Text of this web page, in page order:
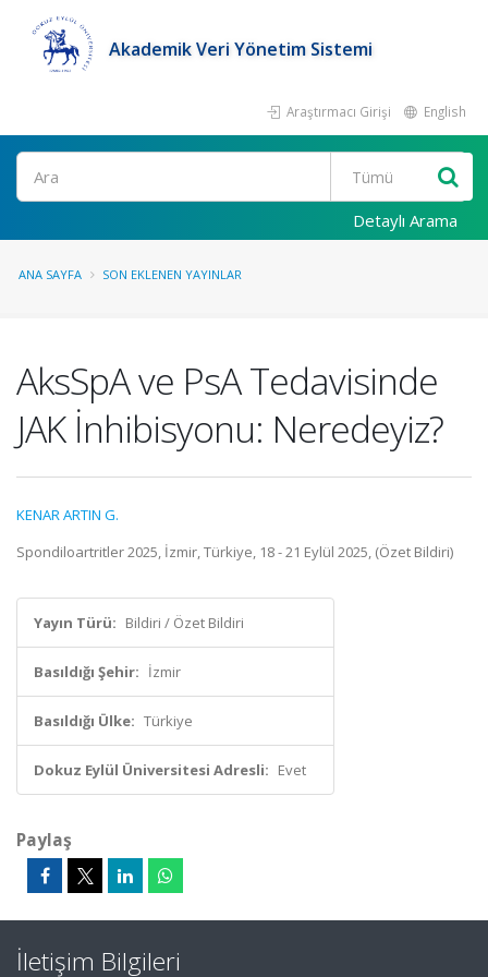
Akademik Veri Yönetim Sistemi
Araştırmacı Girişi English
Ara
Detaylı Arama
ANA SAYFA SON EKLENEN YAYINLAR
AksSpA ve PsA Tedavisinde
JAK İnhibisyonu: Neredeyiz?
KENAR ARTIN G.
Spondiloartritler 2025, İzmir, Türkiye, 18 - 21 Eylül 2025, (Özet Bildiri)
Yayın Türü: Bildiri / Özet Bildiri
Basıldığı Şehir: İzmir
Basıldığı Ülke: Türkiye
Dokuz Eylül Üniversitesi Adresli: Evet
Paylaş
İletişim Bilgileri